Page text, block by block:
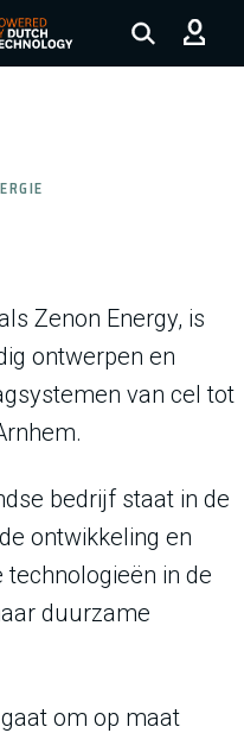
homepage
Zenon Energy, is
ontwerpen en
van cel tot
bedrijf staat in de
ontwikkeling en
in de
duurzame
om op maat